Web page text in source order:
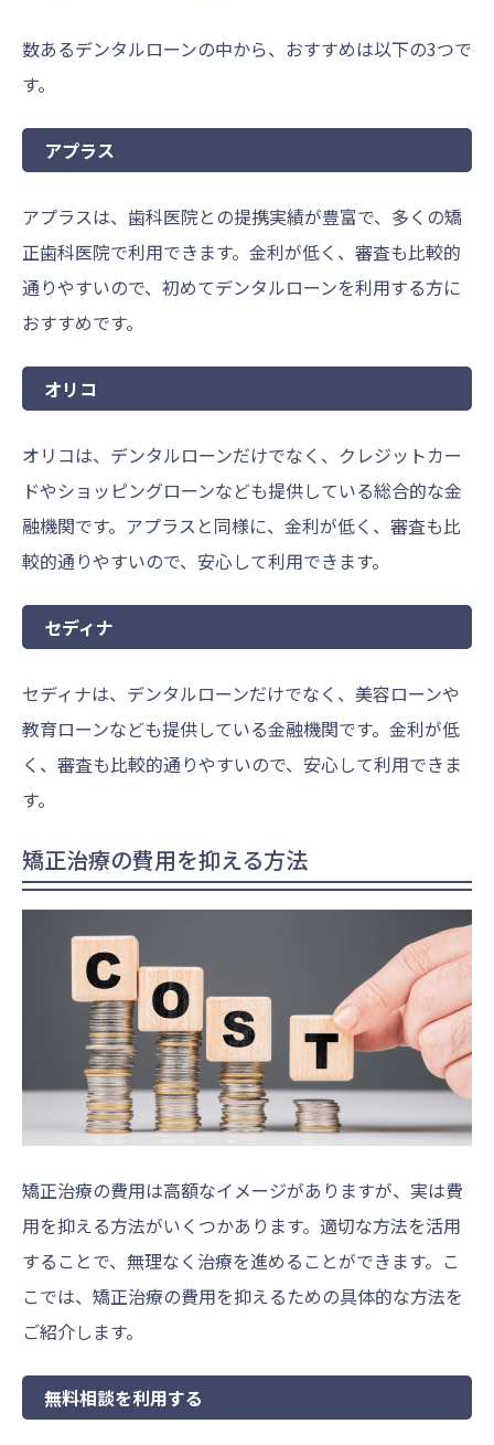
数あるデンタルローンの中から、おすすめは以下の3つで
す。
アプラス
アプラスは、歯科医院との提携実績が豊富で、多くの矯
正歯科医院で利用できます。金利が低く、審査も比較的
通りやすいので、初めてデンタルローンを利用する方に
おすすめです。
オリコ
オリコは、デンタルローンだけでなく、クレジットカー
ドやショッピングローンなども提供している総合的な金
融機関です。アプラスと同様に、金利が低く、審査も比
較的通りやすいので、安心して利用できます。
セディナ
セディナは、デンタルローンだけでなく、美容ローンや
教育ローンなども提供している金融機関です。金利が低
く、審査も比較的通りやすいので、安心して利用できま
す。
矯正治療の費用を抑える方法
矯正治療の費用は高額なイメージがありますが、実は費
用を抑える方法がいくつかあります。適切な方法を活用
することで、無理なく治療を進めることができます。こ
こでは、矯正治療の費用を抑えるための具体的な方法を
ご紹介します。
無料相談を利用する